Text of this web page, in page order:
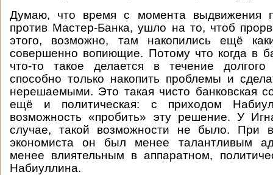
Думаю, что время с момента выдвижения
против Мастер-Банка, ушло на то, чтоб
этого, возможно, там накопились ещё
совершенно вопиющие. Потому что когда в
что-то такое делается в течение
способно только накопить проблемы и
нерешаемыми. Это такая чисто банковская
ещё и политическая: с приходом
возможность «пробить» эту решение. У
случае, такой возможности не было. При
экономиста он был менее талантливым
менее влиятельным в аппаратном,
Набиуллина.